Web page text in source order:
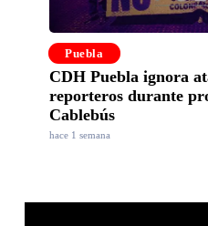
Puebla
CDH Puebla ignora
reporteros durante
Cablebús
hace 1 semana